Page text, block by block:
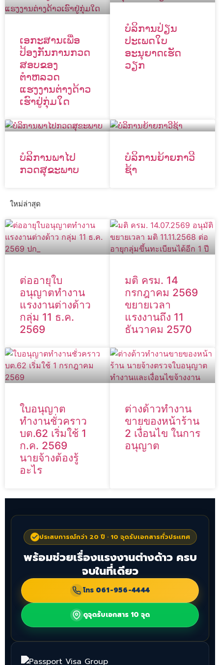
ເອກະສານເພື່ອ
ປ້ອງກັນການກວດ
ສອບຂອງ
ຕຳຫລວດ
ແຮງງານຕ່າງດ້າວ
ເຮົາຢູ່ກຸ່ມໃດ
ບໍລິການປ່ຽນ
ປະເພດໃບ
ອະນຸຍາດເຮັດ
ວຽກ
ບໍລິການພາໄປ
ກວດສຸຂະພາບ
ບໍລິການຍ້າຍກາວີ
ຊ້າ
ใหม่ล่าสุด
ต่ออายุใบ
อนุญาตทำงาน
แรงงานต่างด้าว
กลุ่ม 11 ธ.ค.
2569
มติ ครม. 14
กรกฎาคม 2569
ขยายเวลา
แรงงานถึง 11
ธันวาคม 2570
ใบอนุญาต
ทำงานชั่วคราว
บต.62 เริ่มใช้ 1
ก.ค. 2569
นายจ้างต้องรู้
อะไร
ต่างด้าวทำงาน
ขายของหน้าร้าน
2 เงื่อนไข ในการ
อนุญาต
ประสบการณ์กว่า 20 ปี · 10 จุดรับเอกสารทั่วประเทศ
พร้อมช่วยเรื่องแรงงานต่างด้าว ครบ
จบในที่เดียว
โทร 061-956-4444
ดูจุดรับเอกสาร 10 จุด